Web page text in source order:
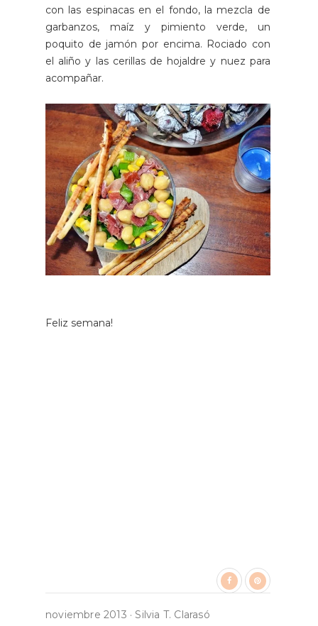
con las espinacas en el fondo, la mezcla de
garbanzos, maíz y pimiento verde, un
poquito de jamón por encima. Rociado con
el aliño y las cerillas de hojaldre y nuez para
acompañar.
Feliz semana!
noviembre 2013 · Silvia T. Clarasó